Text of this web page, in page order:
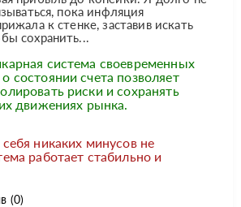
пока инфляция
к стенке, заставив искать
сохранить...
система своевременных
состоянии счета позволяет
риски и сохранять
движениях рынка.
никаких минусов не
работает стабильно и
(0)